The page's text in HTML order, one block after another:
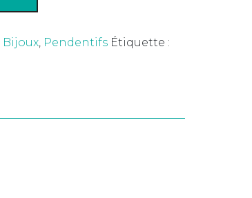
Bijoux, Pendentifs Étiquette :